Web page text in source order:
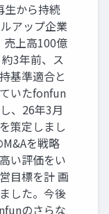
生から持続
アップ企業
上高100億
3年前、ス
基準適合と
いたfonfun
、26年3月
策定しまし
を戦略
い評価をい
目標を計 画
した。今後
のさらな